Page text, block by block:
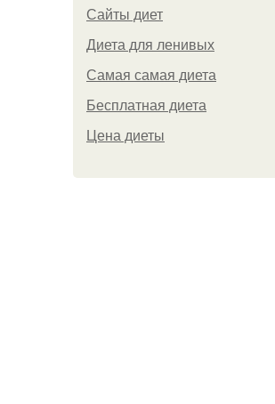
Сайты диет
Диета для ленивых
Самая самая диета
Бесплатная диета
Цена диеты